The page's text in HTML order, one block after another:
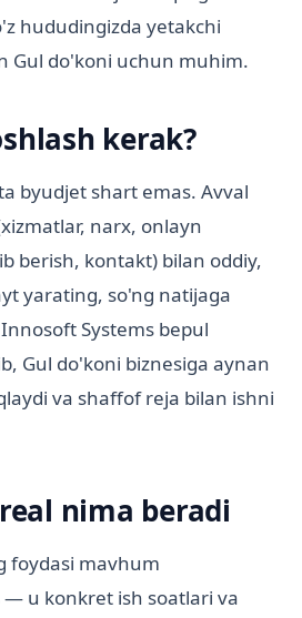
hududingizda yetakchi
Gul do'koni uchun muhim.
kerak?
byudjet shart emas. Avval
narx, onlayn
berish, kontakt) bilan oddiy,
yarating, so'ng natijaga
Systems bepul
Gul do'koni biznesiga aynan
va shaffof reja bilan ishni
nima beradi
foydasi mavhum
u konkret ish soatlari va